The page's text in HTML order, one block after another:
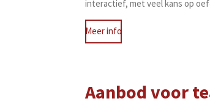
interactief, met veel kans op
Meer info
Aanbod voor